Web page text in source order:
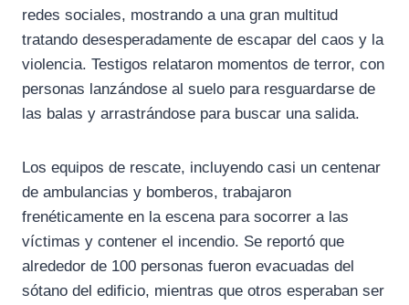
redes sociales, mostrando a una gran multitud
tratando desesperadamente de escapar del caos y la
violencia. Testigos relataron momentos de terror, con
personas lanzándose al suelo para resguardarse de
las balas y arrastrándose para buscar una salida.
Los equipos de rescate, incluyendo casi un centenar
de ambulancias y bomberos, trabajaron
frenéticamente en la escena para socorrer a las
víctimas y contener el incendio. Se reportó que
alrededor de 100 personas fueron evacuadas del
sótano del edificio, mientras que otros esperaban ser